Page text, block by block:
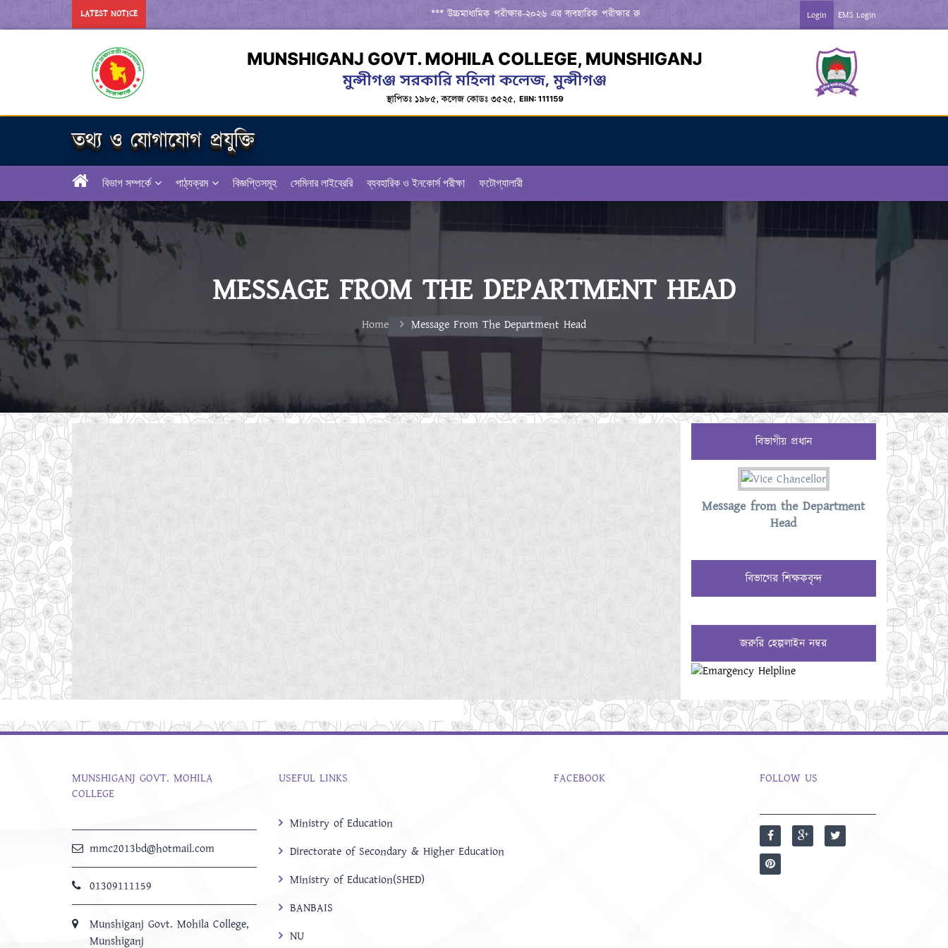
LATEST NOTICE *** উচ্চমাধ্যমিক পরীক্ষার-২০২৬ এর ব্যবহারিক পরীক্ষার রুটিন *** *** জুলাই গণঅভ্যতা দিবস-২০২৬ উপলক্ষে বিজ্ঞপ্তি ***
Login EMS Login
তথ্য ও যোগাযোগ প্রযুক্তি
বিভাগ সম্পর্কে পাঠ্যক্রম বিজ্ঞপ্তিসমূহ সেমিনার লাইব্রেরি ব্যবহারিক ও ইনকোর্স পরীক্ষা ফটোগ্যালারী
MESSAGE FROM THE DEPARTMENT HEAD
Home Message From The Department Head
বিভাগীয় প্রধান
Message from the Department
Head
বিভাগের শিক্ষকবৃন্দ
জরুরি হেল্পলাইন নম্বর
MUNSHIGANJ GOVT. MOHILA
COLLEGE
mmc2013bd@hotmail.com
01309111159
Munshiganj Govt. Mohila College,
Munshiganj
USEFUL LINKS
Ministry of Education
Directorate of Secondary & Higher Education
Ministry of Education(SHED)
BANBAIS
NU
FACEBOOK FOLLOW US